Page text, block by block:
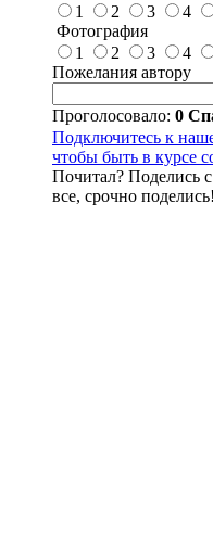
1
2 3 4
Фотография
1
2 3 4
Пожелания автору
Проголосовало: 0
Подключитесь к
чтобы быть в курсе
Почитал? Поделись
все, срочно